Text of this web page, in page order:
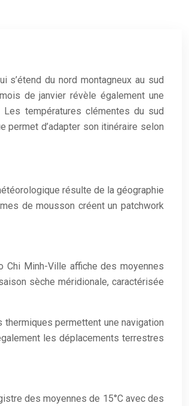
s’étend du nord montagneux au sud
de janvier révèle également une
Les températures clémentes du sud
permet d’adapter son itinéraire selon
résulte de la géographie
de mousson créent un patchwork
Chi Minh-Ville affiche des moyennes
sèche méridionale, caractérisée
permettent une navigation
les déplacements terrestres
des moyennes de 15°C avec des